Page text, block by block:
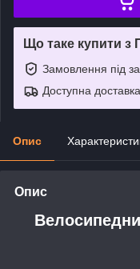
Що таке купити з
Замовлення під
Доступна доставка
Опис
Опис